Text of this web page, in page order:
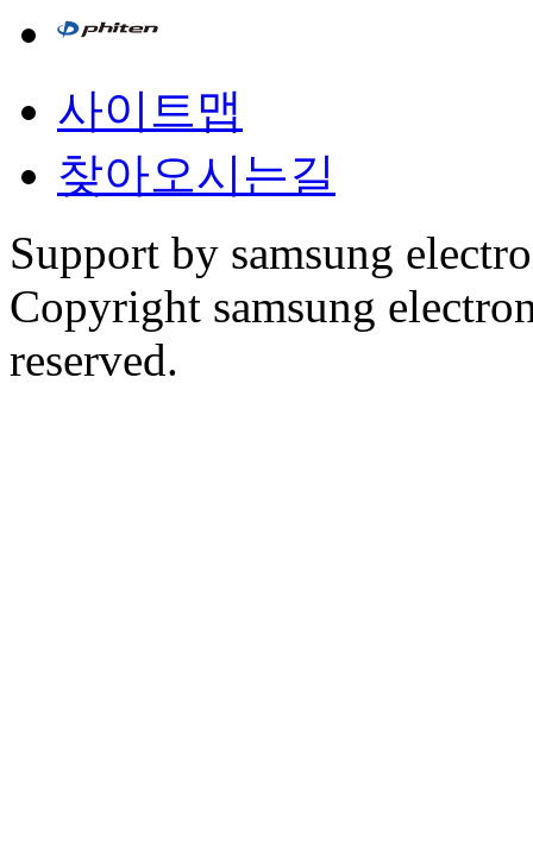
사이트맵
찾아오시는길
Support by samsung
Copyright samsung
reserved.